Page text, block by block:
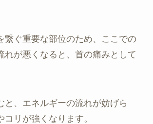
繋ぐ重要な部位のため、ここでの
れが悪くなると、首の痛みとして
と、エネルギーの流れが妨げら
コリが強くなります。